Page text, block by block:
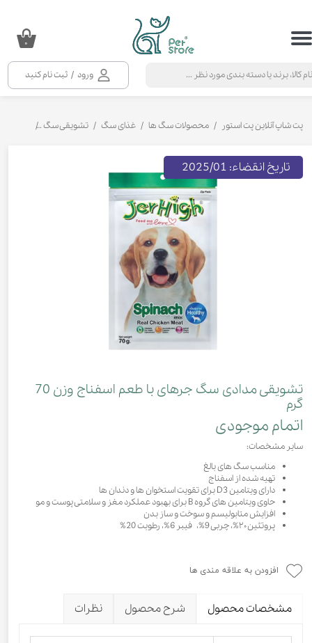
ورود / ثبت نام کنید
حساب کاربری من
خروج از حساب کاربری
۰
پت شاپ آنلاین پت استور محصولات سگ ها غذای سگ تشویقی سگ
تشویقی مدادی سگ جرهای با طعم اسفناج وزن 70
گرم
اتمام موجودی
سایر مشخصات:
مناسب سگ های بالغ
تهیه شده از اسفناج
دارای ویتامین D3 برای تقویت استخوان ها و دندان ها
حاوی ویتامین های گروه B برای بهبود عملکرد مغز و سلامتی پوست و مو
افزایش متابولیسم و سوخت و ساز بدن
پروتئین ۲۰%، چربی 9%، فیبر 6%، رطوبت 20%
تاریخ انقضاء: 2025/01
افزودن به علاقه مندی ها
مشخصات محصول شرح محصول نظرات